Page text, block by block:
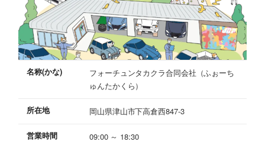
名称(かな)
フォーチュンタカクラ合同会社（ふぉーち
ゅんたかくら）
所在地 岡山県津山市下高倉西847-3
営業時間
09:00 ～ 18:30